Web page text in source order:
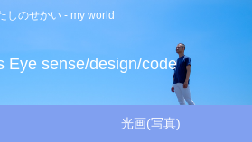
しのせかい - my world
Eye sense/design/code
光画(写真)